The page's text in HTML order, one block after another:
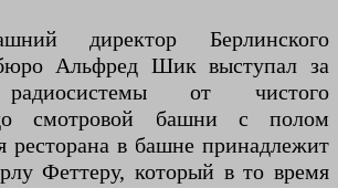
директор Берлинского
Альфред Шик выступал за
от чистого
смотровой башни с полом
ресторана в башне принадлежит
Феттеру, который в то время